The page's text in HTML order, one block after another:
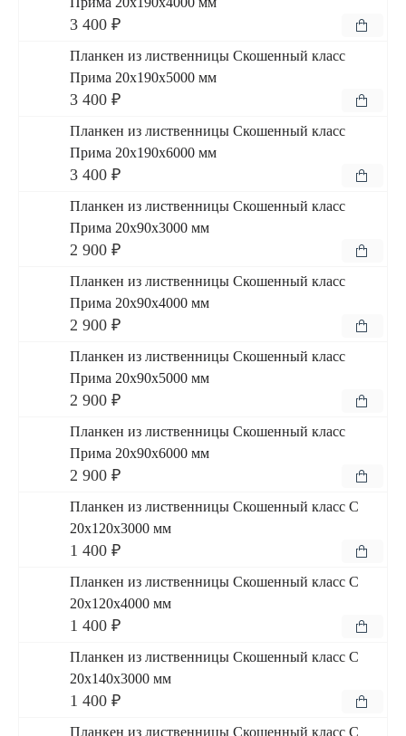
3 400 ₽
Планкен из лиственницы Скошенный класс
Прима 20x190x5000 мм
3 400 ₽
Планкен из лиственницы Скошенный класс
Прима 20x190x6000 мм
3 400 ₽
Планкен из лиственницы Скошенный класс
Прима 20x90x3000 мм
2 900 ₽
Планкен из лиственницы Скошенный класс
Прима 20x90x4000 мм
2 900 ₽
Планкен из лиственницы Скошенный класс
Прима 20x90x5000 мм
2 900 ₽
Планкен из лиственницы Скошенный класс
Прима 20x90x6000 мм
2 900 ₽
Планкен из лиственницы Скошенный класс С
20x120x3000 мм
1 400 ₽
Планкен из лиственницы Скошенный класс С
20x120x4000 мм
1 400 ₽
Планкен из лиственницы Скошенный класс С
20x140x3000 мм
1 400 ₽
Планкен из лиственницы Скошенный класс С